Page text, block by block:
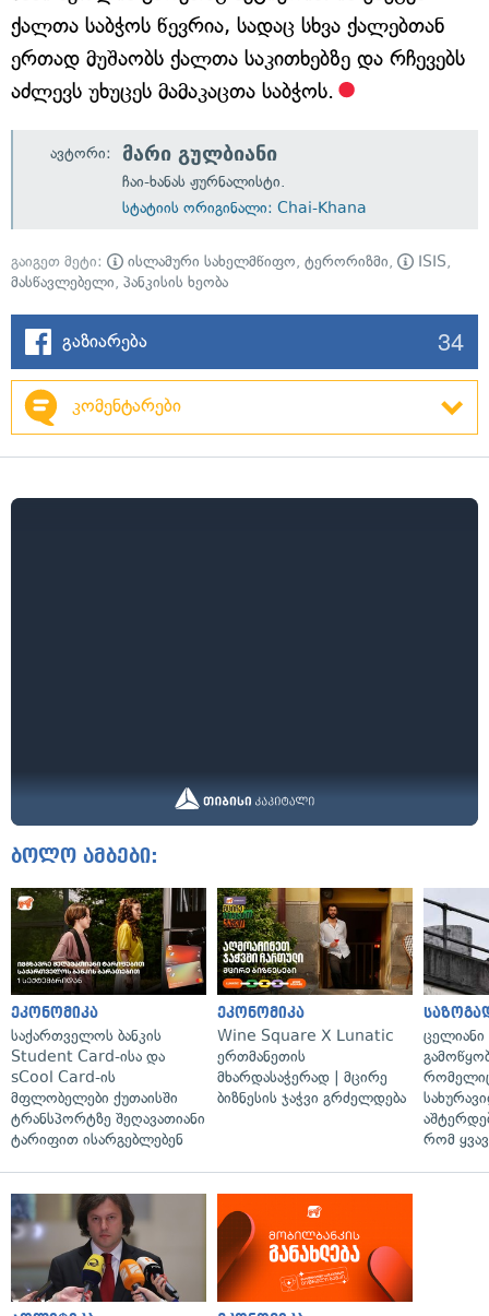
ქალთა საბჭოს წევრია, სადაც სხვა ქალებთან
ერთად მუშაობს ქალთა საკითხებზე და რჩევებს
აძლევს უხუცეს მამაკაცთა საბჭოს.
ავტორი: მარი გულბიანი
ჩაი-ხანას ჟურნალისტი.
სტატიის ორიგინალი: Chai-Khana
გაიგეთ მეტი: ისლამური სახელმწიფო, ტერორიზმი, ISIS,
მასწავლებელი, პანკისის ხეობა
გაზიარება 34
კომენტარები
ბოლო ამბები:
ეკონომიკა
საქართველოს ბანკის
Student Card-ისა და
sCool Card-ის
მფლობელები ქუთაისში
ტრანსპორტზე შეღავათიანი
ტარიფით ისარგებლებენ
ეკონომიკა
Wine Square X Lunatic
ერთმანეთის
მხარდასაჭერად | მცირე
ბიზნესის ჯაჭვი გრძელდება
რომელიც
რომ